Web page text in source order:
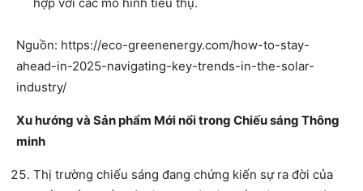
Nguồn: https://eco-greenenergy.com/how-to-stay-
ahead-in-2025-navigating-key-trends-in-the-solar-
industry/
Xu hướng và Sản phẩm Mới nổi trong Chiếu sáng Thông
minh
Thị trường chiếu sáng đang chứng kiến sự ra đời của